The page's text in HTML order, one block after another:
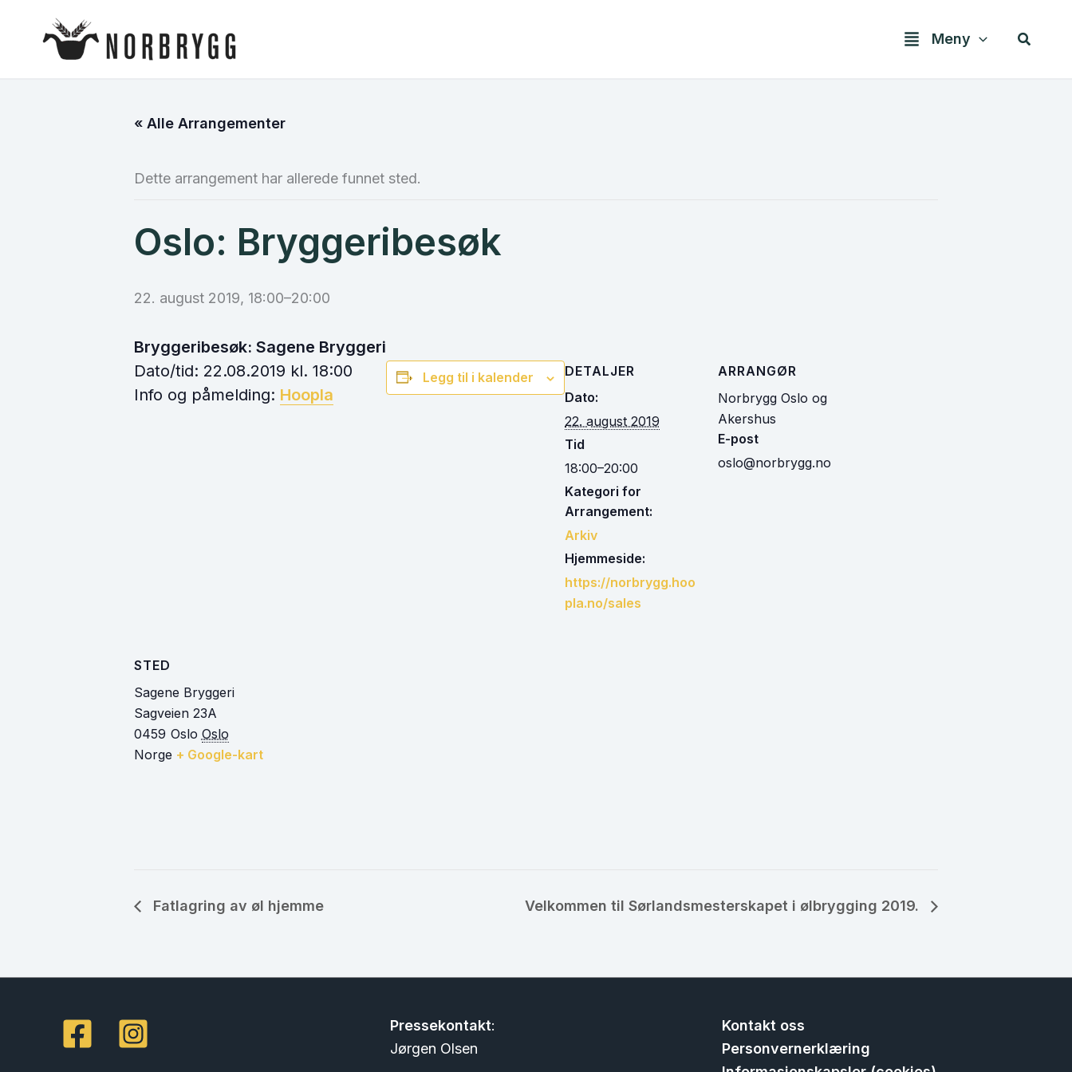
Meny Søk
« Alle Arrangementer
Dette arrangement har allerede funnet sted.
Oslo: Bryggeribesøk
22. august 2019, 18:00–20:00
Bryggeribesøk: Sagene Bryggeri
Dato/tid: 22.08.2019 kl. 18:00
Info og påmelding: Hoopla
Legg til i kalender
DETALJER
Dato:
22. august 2019
Tid
18:00–20:00
Kategori for
Arrangement:
Arkiv
Hjemmeside:
https://norbrygg.hoo
pla.no/sales
ARRANGØR
Norbrygg Oslo og
Akershus
E-post
oslo@norbrygg.no
STED
Sagene Bryggeri
Sagveien 23A
Oslo Oslo
0459
Norge + Google-kart
Fatlagring av øl hjemme Velkommen til Sørlandsmesterskapet i ølbrygging 2019.
Pressekontakt:
Jørgen Olsen
Kontakt oss
Personvernerklæring